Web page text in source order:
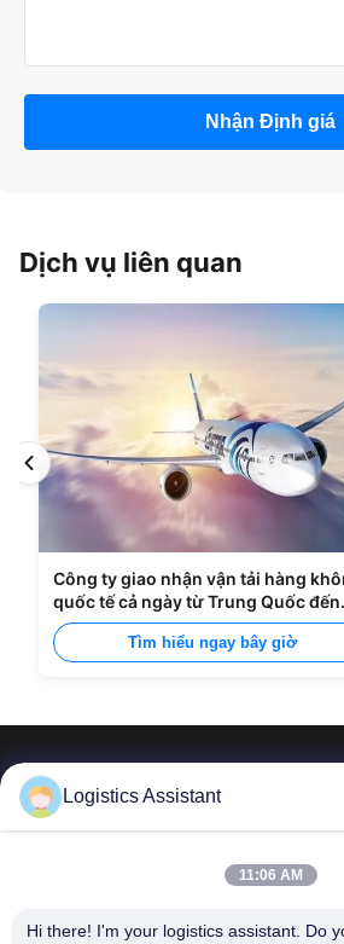
Nhận Định giá
Dịch vụ liên quan
Công ty giao nhận vận tải hàng
quốc tế cả ngày từ Trung Quốc đến
Manila
Tìm hiểu ngay bây giờ
Hãy chọn chúng tôi và bạn sẽ
Logistics Assistant
11:06 AM
Hi there! I'm your logistics assistant. Do